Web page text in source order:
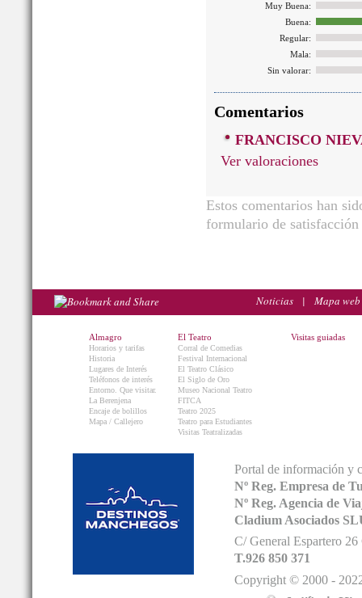
Muy Buena:
Buena:
Regular:
Mala:
Sin valorar:
Comentarios
FRANCISCO
Ver valoraciones
Estos comentarios han
formulario de
Noticias | Mapa web
Almagro
Horarios y tarifas
Historia
Lugares de Interés
Teléfonos de interés
Entorno. Que visitar.
La Berenjena
Encaje de bolillos
Mapa / Callejero
El Teatro
Corral de Comedias
Festival Internacional
El Teatro Clásico
El Siglo de Oro
Museo Nacional Teatro
FITCA
Teatro 2025
Teatro para Estudiantes
Visitas Teatralizadas
Visitas guiadas
Portal de información y
Nº Reg. Empresa de
Nº Reg. Agencia de
Cladium Asociados
C/ General Espartero
T.926 850 371
Copyright © 2000 -